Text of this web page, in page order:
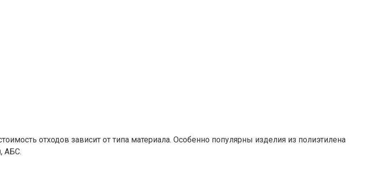
отходов зависит от типа материала. Особенно популярны изделия из полиэтилена
АБС.